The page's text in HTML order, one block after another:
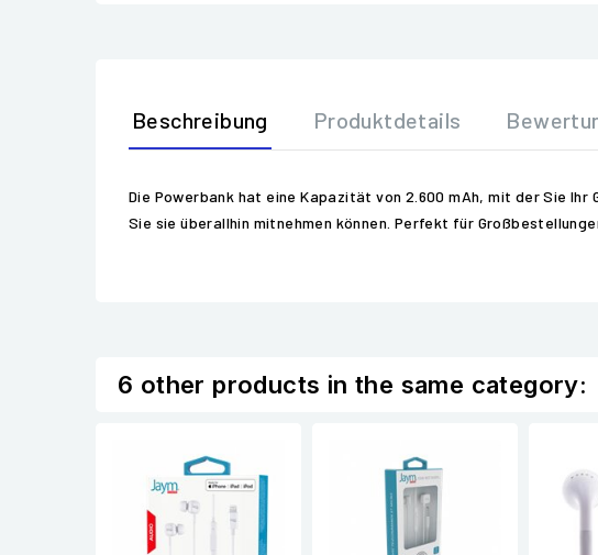
Beschreibung Produktdetails
Die Powerbank hat eine Kapazität von 2.600 mAh, mit der Sie
Sie sie überallhin mitnehmen können. Perfekt für
6 other products in the same category: